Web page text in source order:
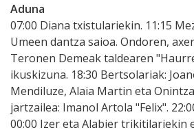
Aduna
07:00 Diana txistulariekin. 11:15
Umeen dantza saioa. Ondoren,
Teronen Demeak taldearen
ikuskizuna. 18:30 Bertsolariak:
Mendiluze, Alaia Martin eta
jartzailea: Imanol Artola "Felix".
00:00 Izer eta Alabier trikitilariekin